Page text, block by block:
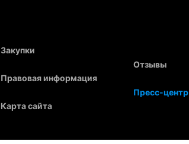
Закупки
Правовая информация
Карта сайта
Отзывы
Пресс-центр